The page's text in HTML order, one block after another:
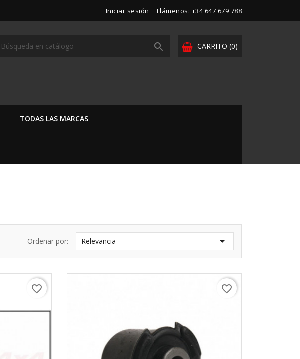
Iniciar sesión Llámenos: +34 647 679 788
CARRITO (0)

TODAS LAS MARCAS
Ordenar por: Relevancia 
favorite_border favorite_border